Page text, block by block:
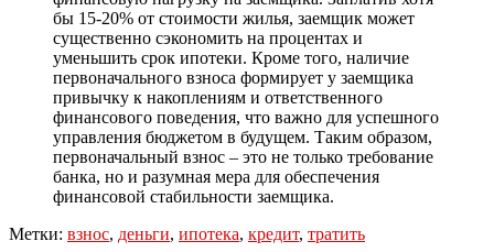
бы 15-20% от стоимости жилья, заемщик может
существенно сэкономить на процентах и
уменьшить срок ипотеки. Кроме того, наличие
первоначального взноса формирует у заемщика
привычку к накоплениям и ответственного
финансового поведения, что важно для успешного
управления бюджетом в будущем. Таким образом,
первоначальный взнос – это не только требование
банка, но и разумная мера для обеспечения
финансовой стабильности заемщика.
Метки: взнос, деньги, ипотека, кредит, тратить